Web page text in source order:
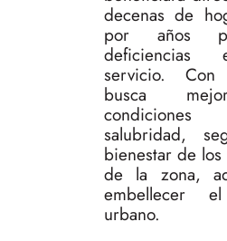
decenas de
por años
deficiencias
servicio.
busca
salubridad,
bienestar de los
de la zona,
embellecer
urbano.